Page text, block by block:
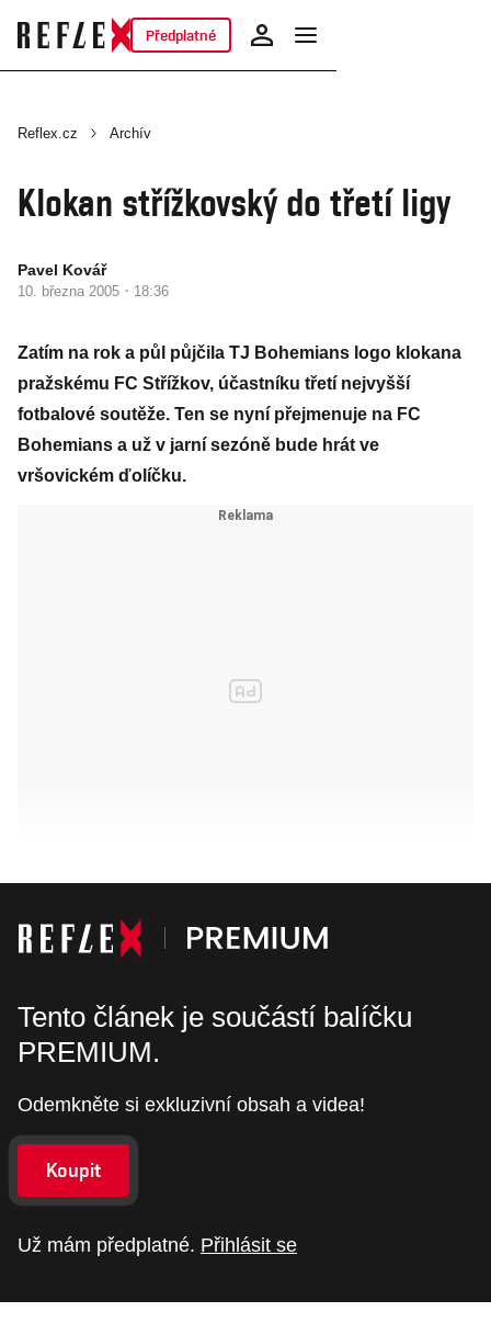
Předplatné
Reflex.cz Archív
Klokan střížkovský do třetí ligy
Pavel Kovář
10. března 2005 · 18:36
Zatím na rok a půl půjčila TJ Bohemians logo klokana
pražskému FC Střížkov, účastníku třetí nejvyšší
fotbalové soutěže. Ten se nyní přejmenuje na FC
Bohemians a už v jarní sezóně bude hrát ve
vršovickém ďolíčku.
Tento článek je součástí balíčku
PREMIUM.
Odemkněte si exkluzivní obsah a videa!
Koupit
Už mám předplatné. Přihlásit se